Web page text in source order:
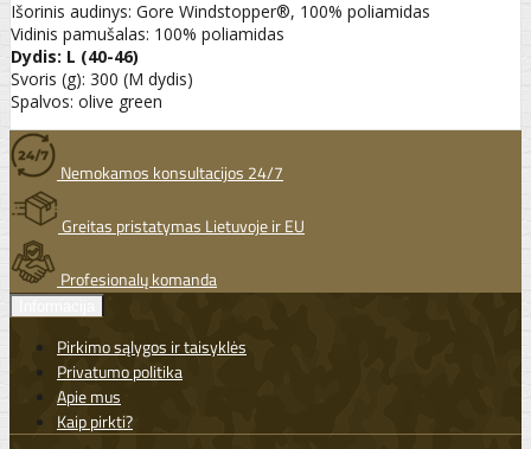
Išorinis audinys: Gore Windstopper®, 100% poliamidas
Vidinis pamušalas: 100% poliamidas
Dydis: L (40-46)
Svoris (g): 300 (M dydis)
Spalvos: olive green
Nemokamos konsultacijos 24/7
Greitas pristatymas Lietuvoje ir EU
Profesionalų komanda
Pirkimo sąlygos ir taisyklės
Privatumo politika
Apie mus
Kaip pirkti?